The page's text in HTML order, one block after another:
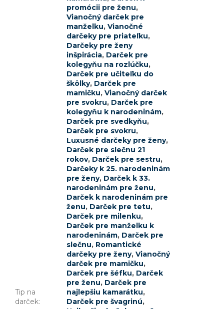
Tip na
darček:
promócii pre ženu,
Vianočný darček pre
manželku, Vianočné
darčeky pre priateľku,
Darčeky pre ženy
inšpirácia, Darček pre
kolegyňu na rozlúčku,
Darček pre učiteľku do
škôlky, Darček pre
mamičku, Vianočný darček
pre svokru, Darček pre
kolegyňu k narodeninám,
Darček pre svedkyňu,
Darček pre svokru,
Luxusné darčeky pre ženy,
Darček pre slečnu 21
rokov, Darček pre sestru,
Darčeky k 25. narodeninám
pre ženy, Darček k 33.
narodeninám pre ženu,
Darček k narodeninám pre
ženu, Darček pre tetu,
Darček pre milenku,
Darček pre manželku k
narodeninám, Darček pre
slečnu, Romantické
darčeky pre ženy, Vianočný
darček pre mamičku,
Darček pre šéfku, Darček
pre ženu, Darček pre
najlepšiu kamarátku,
Darček pre švagrinú,